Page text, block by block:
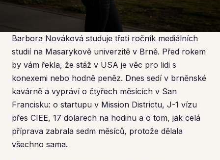
J-1 vízum, stáž v USA, skutečné náklady
Barbora Nováková studuje třetí ročník mediálních
studií na Masarykově univerzitě v Brně. Před rokem
by vám řekla, že stáž v USA je věc pro lidi s
konexemi nebo hodně peněz. Dnes sedí v brněnské
kavárně a vypráví o čtyřech měsících v San
Francisku: o startupu v Mission Districtu, J-1 vízu
přes CIEE, 17 dolarech na hodinu a o tom, jak celá
příprava zabrala sedm měsíců, protože dělala
všechno sama.